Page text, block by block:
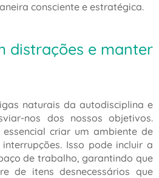
consciente e estratégica.
distrações e manter
naturais da autodisciplina e
nos dos nossos objetivos.
criar um ambiente de
Isso pode incluir a
de trabalho, garantindo que
de itens desnecessários que